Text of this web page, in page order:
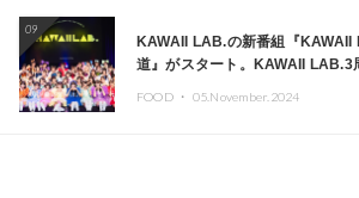
09
KAWAII LAB.の新番組『KAWAII
道』がスタート。KAWAII LAB.3
FOOD ・ 05.November.2024